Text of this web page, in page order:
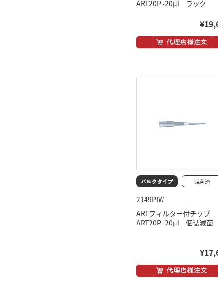
ART20P -20μl ラック
2149PIW
ARTフィルター付チップ
ART20P -20μl 個装滅菌